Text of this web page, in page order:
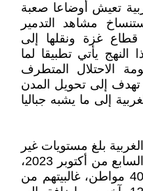
تعيش أوضاعا صعبة
مشاهد التدمير
غزة ونقلها إلى
يأتي تطبيقا لما
الاحتلال المتطرف
إلى تحويل المدن
إلى ما يشبه جباليا
بلغ مستويات غير
مسبوقة، نتيجة 935 اجتياحا منذ السابع من أكتوبر 2023،
ما أدى إلى استشهاد أكثر من 400 مواطن، غالبيتهم من